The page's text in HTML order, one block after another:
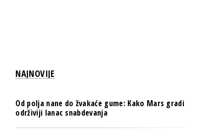
NAJNOVIJE
Od polja nane do žvakaće gume: Kako Mars gradi
održiviji lanac snabdevanja